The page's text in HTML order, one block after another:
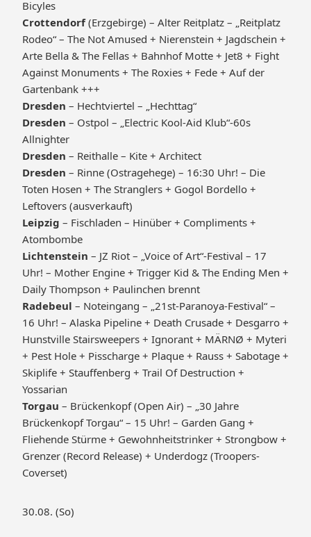
Bicyles
Crottendorf(Erzgebirge) – Alter Reitplatz – „Reitplatz
Rodeo“ – The Not Amused + Nierenstein + Jagdschein +
Arte Bella & The Fellas + Bahnhof Motte + Jet8 + Fight
Against Monuments + The Roxies + Fede + Auf der
Gartenbank +++
Dresden – Hechtviertel – „Hechttag“
Dresden – Ostpol – „Electric Kool-Aid Klub“-60s
Allnighter
Dresden – Reithalle – Kite + Architect
Dresden – Rinne (Ostragehege) – 16:30 Uhr! – Die
Toten Hosen + The Stranglers + Gogol Bordello +
Leftovers (ausverkauft)
Leipzig – Fischladen – Hinüber + Compliments +
Atombombe
Lichtenstein – JZ Riot – „Voice of Art“-Festival – 17
Uhr! – Mother Engine + Trigger Kid & The Ending Men +
Daily Thompson + Paulinchen brennt
Radebeul – Noteingang – „21st-Paranoya-Festival“ –
16 Uhr! – Alaska Pipeline + Death Crusade + Desgarro +
Hunstville Stairsweepers + Ignorant + MÄRNØ + Myteri
+ Pest Hole + Pisscharge + Plaque + Rauss + Sabotage +
Skiplife + Stauffenberg + Trail Of Destruction +
Yossarian
Torgau – Brückenkopf (Open Air) – „30 Jahre
Brückenkopf Torgau“ – 15 Uhr! – Garden Gang +
Fliehende Stürme + Gewohnheitstrinker + Strongbow +
Grenzer (Record Release) + Underdogz (Troopers-
Coverset)
30.08. (So)